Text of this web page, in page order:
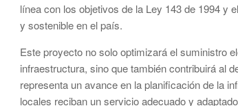
línea con los objetivos de la Ley 143 de 1994 y
y sostenible en el país.
Este proyecto no solo optimizará el suministro
infraestructura, sino que también contribuirá al
representa un avance en la planificación de la
locales reciban un servicio adecuado y